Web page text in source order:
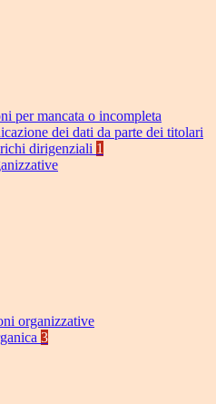
per mancata o incompleta
dei dati da parte dei titolari
dirigenziali 1
organizzative
3